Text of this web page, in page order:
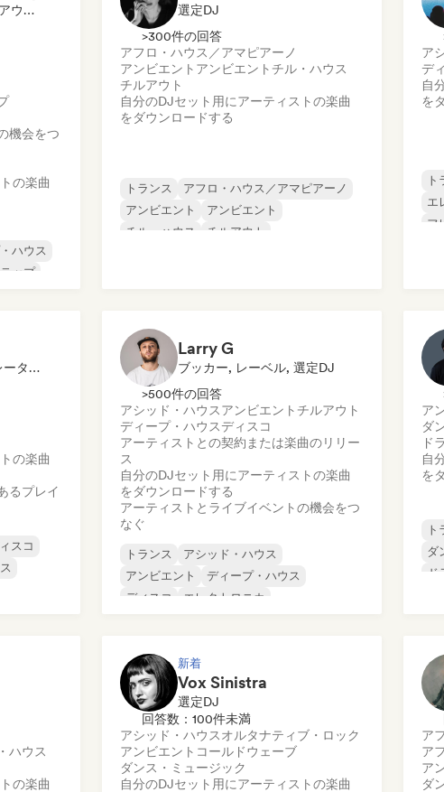
ブッカー, メディア・アウトレット／ジャーナリスト, 選定DJ
機会をつ
の楽曲
ハウス
ップ
選定DJ
>300件の回答
アフロ・ハウス／アマピアーノ
アンビエント アンビエント チル・ハウス
チルアウト
自分のDJセット用にアーティストの楽曲
をダウンロードする
トランス
アフロ・ハウス／アマピアーノ
アンビエント
アンビエント
チル・ハウス
チルアウト
ア
デ
自
を
ト
エ
フ
プレイリスト・キュレーター, 選定DJ
の楽曲
るプレイ
スコ
Larry G
ブッカー, レーベル, 選定DJ
>500件の回答
アシッド・ハウスアンビエント チルアウト
ディープ・ハウスディスコ
アーティストとの契約または楽曲のリリー
ス
自分のDJセット用にアーティストの楽曲
をダウンロードする
アーティストとライブイベントの機会をつ
なぐ
トランス
アシッド・ハウス
アンビエント
ディープ・ハウス
ディスコ
エレクトロニカ
ア
ダ
ド
自
を
ト
ダ
ド
ハウス
の楽曲
新着
Vox Sinistra
選定DJ
回答数：100件未満
アシッド・ハウスオルタナティブ・ロック
アンビエント コールドウェーブ
ダンス・ミュージック
自分のDJセット用にアーティストの楽曲
ア
ア
ア
ダ